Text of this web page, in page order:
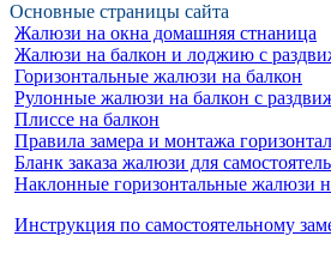
Основные страницы сайта
Жалюзи на окна домашняя стнаница
Жалюзи на балкон и лоджию c
Горизонтальные жалюзи на балкон
Рулонные жалюзи на балкон с
Плиссе на балкон
Правила замера и монтажа
Бланк заказа жалюзи для
Наклонные горизонтальные жалюзи
Инструкция по самостоятельному